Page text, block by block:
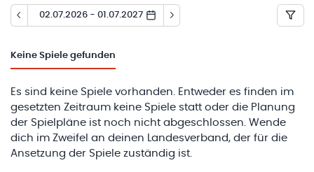
02.07.2026 - 01.07.2027
Keine Spiele gefunden
Es sind keine Spiele vorhanden. Entweder es finden im
gesetzten Zeitraum keine Spiele statt oder die Planung
der Spielpläne ist noch nicht abgeschlossen. Wende
dich im Zweifel an deinen Landesverband, der für die
Ansetzung der Spiele zuständig ist.